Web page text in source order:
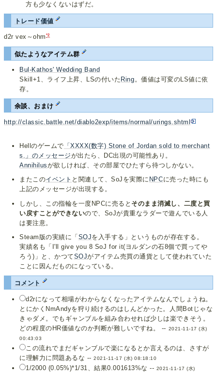
方も少なくないはずだ。
トレード価値
d2r vex～ohm *2
似たようなアイテム群
Bul-Kathos' Wedding Band
Skill+1、ライフ上昇、LSの付いた Ring 。価値は可変のLS値に依
存。
余談、おまけ
http://classic.battle.net/diablo2exp/items/normal/urings.shtml
Hellのゲームで 「XXXX(数字) Stone of Jordan sold to merchant
s.」のメッセージが出たら、DC出現の可能性あり。
Annihilusが欲しければ、その部屋でひたすら待つしかない。
またこのイベント と関連して、SoJを実際に NPCに売った時にも
上記のメッセージが出現する。
しかし、この指輪を一度NPCに売ると そのまま消滅し、二度と買
い戻すことができないので、SoJが貴重なラダーで遊んでいる人
は要注意。
Steam版の実績に「SOJを入手する」というものが存在する。
実績名も「I'll give you 8 SoJ for it(ヨルダンの石8個で買ってや
ろう)」と、かつてSOJがアイテム売買の通貨として使われていた
ことに因んだものになっている。
コメント
d2rになって相場がわからなくなったアイテムなんでしょうね。
とにかくNmAndyを狩り続けるのはしんどかった。人間Botじゃな
きゃダメ。でもギャンブルを組み合わせれば少しは楽できそう。
どの程度のHR価値なのか判断が難しいですね。 -- 2021-11-17 (水)
00:43:03
この流れでまだギャンブルで楽になるとか言えるのは、さすが
に理解力に問題あるな --2021-11-17 (水) 08:18:10
1/2000 (0.05%)*1/31、結果0.001613%な -- 2021-11-17 (水)